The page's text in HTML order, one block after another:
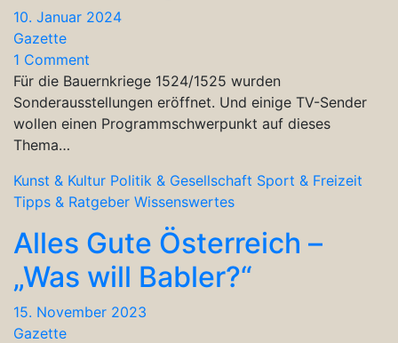
10. Januar 2024
Gazette
1 Comment
Für die Bauernkriege 1524/1525 wurden
Sonderausstellungen eröffnet. Und einige TV-Sender
wollen einen Programmschwerpunkt auf dieses
Thema…
Kunst & Kultur Politik & Gesellschaft Sport & Freizeit
Tipps & Ratgeber Wissenswertes
Alles Gute Österreich –
„Was will Babler?“
15. November 2023
Gazette